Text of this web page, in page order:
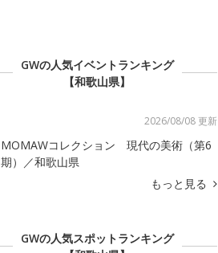
GWの人気イベントランキング
【和歌山県】
2026/08/08 更新
MOMAWコレクション 現代の美術（第6
期）／和歌山県
もっと見る
GWの人気スポットランキング